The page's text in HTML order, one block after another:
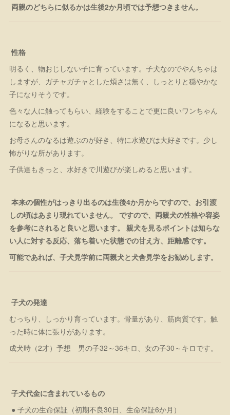
両親のどちらに似るかは生後2か月頃では予想つきません。
性格
明るく、物おじしない子に育っています。子犬なのでやんちゃは
しますが、ガチャガチャとした煩さは無く、しっとりと穏やかな
子になりそうです。
色々な人に触ってもらい、経験をすることで更に良いワンちゃん
になると思います。
お母さんのなるは遊ぶのが好き、特に水遊びは大好きです。少し
怖がりな所があります。
子供達もきっと、水好きで川遊びが楽しめると思います。
本来の個性がはっきり出るのは生後4か月からですので、お引渡
しの頃はあまり現れていません。 ですので、両親犬の性格や容姿
を参考にされると良いと思います。 親犬を見るポイントは知らな
い人に対する反応、落ち着いた状態での甘え方、距離感です。
可能であれば、子犬見学前に両親犬と犬舎見学をお勧めします。
子犬の発達
むっちり、しっかり育っています。骨量があり、筋肉質です。触
った時に体に張りがあります。
成犬時（2才）予想 男の子32～36キロ、女の子30～キロです。
子犬代金に含まれているもの
● 子犬の生命保証（初期不良30日、生命保証6か月）